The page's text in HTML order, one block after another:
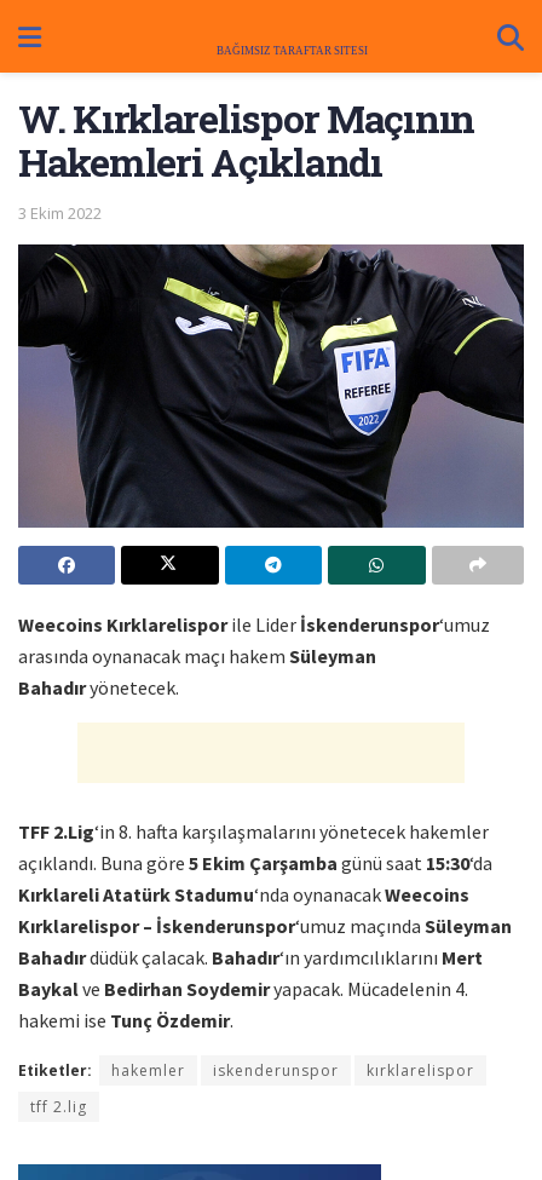
W. Kırklarelispor Maçının
Hakemleri Açıklandı
3 Ekim 2022
Weecoins Kırklarelisporile Lider İskenderunspor‘umuz
arasında oynanacak maçı hakem Süleyman
Bahadıryönetecek.
TFF 2.Lig‘in 8. hafta karşılaşmalarını yönetecek hakemler
açıklandı. Buna göre 5 Ekim Çarşamba günü saat 15:30‘da
Kırklareli Atatürk Stadumu‘nda oynanacakWeecoins
Kırklarelispor – İskenderunspor‘umuz maçında Süleyman
Bahadırdüdük çalacak. Bahadır‘ın yardımcılıklarını Mert
Baykalve Bedirhan Soydemiryapacak. Mücadelenin 4.
hakemi ise Tunç Özdemir.
Etiketler: hakemler iskenderunspor
kırklarelispor
tff 2.lig